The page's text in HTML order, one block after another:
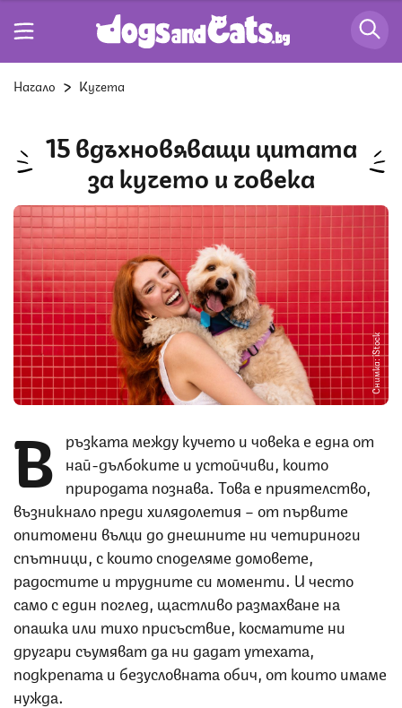
Начало Кучета
15 вдъхновяващи цитата
за кучето и човека
Снимка: iStock
В ръзката между кучето и човека е една от
най-дълбоките и устойчиви, които
природата познава. Това е приятелство,
възникнало преди хилядолетия – от първите
опитомени вълци до днешните ни четириноги
спътници, с които споделяме домовете,
радостите и трудните си моменти. И често
само с един поглед, щастливо размахване на
опашка или тихо присъствие, косматите ни
другари съумяват да ни дадат утехата,
подкрепата и безусловната обич, от които имаме
нужда.